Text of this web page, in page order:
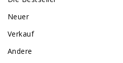
Neuer
Verkauf
Andere